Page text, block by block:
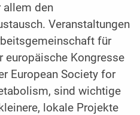
den
Veranstaltungen
für
europäische Kongresse
European Society for
sind wichtige
lokale Projekte